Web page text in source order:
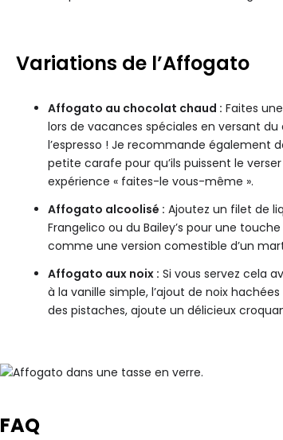
Variations de l’Affogato
Affogato au chocolat chaud : Faites
lors de vacances spéciales en versant
l’espresso ! Je recommande également
petite carafe pour qu’ils puissent le
expérience « faites-le vous-même ».
Affogato alcoolisé : Ajoutez un filet de
Frangelico ou du Bailey’s pour une
comme une version comestible d’un
Affogato aux noix : Si vous servez cela
à la vanille simple, l’ajout de noix
des pistaches, ajoute un délicieux
FAQ